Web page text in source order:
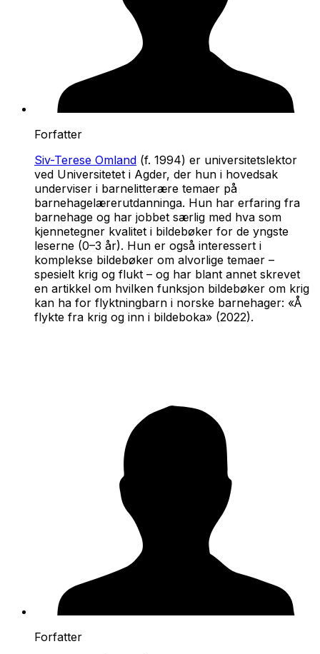
Forfatter
Siv-Terese Omland (f. 1994) er universitetslektor
ved Universitetet i Agder, der hun i hovedsak
underviser i barnelitterære temaer på
barnehagelærerutdanninga. Hun har erfaring fra
barnehage og har jobbet særlig med hva som
kjennetegner kvalitet i bildebøker for de yngste
leserne (0–3 år). Hun er også interessert i
komplekse bildebøker om alvorlige temaer –
spesielt krig og flukt – og har blant annet skrevet
en artikkel om hvilken funksjon bildebøker om krig
kan ha for flyktningbarn i norske barnehager: «Å
flykte fra krig og inn i bildeboka» (2022).
Forfatter